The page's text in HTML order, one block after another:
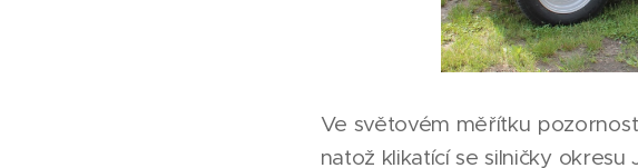
Ve světovém měřítku
natož klikatící se silničky